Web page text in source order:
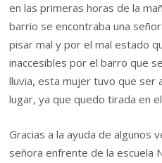
en las primeras horas de la
barrio se encontraba una
pisar mal y por el mal estado
inaccesibles por el barro que
lluvia, esta mujer tuvo que ser
lugar, ya que quedo tirada en
Gracias a la ayuda de algunos
señora enfrente de la escuela